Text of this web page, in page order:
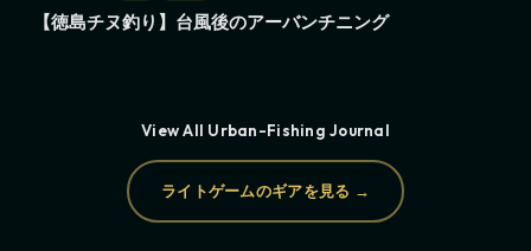
【徳島チヌ釣り】台風後のアーバンチニング
View All Urban-Fishing Journal
ライトゲームのギアを見る →